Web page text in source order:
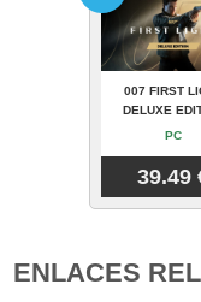
007 FIRST
DELUXE
PC
39.49
ENLACES